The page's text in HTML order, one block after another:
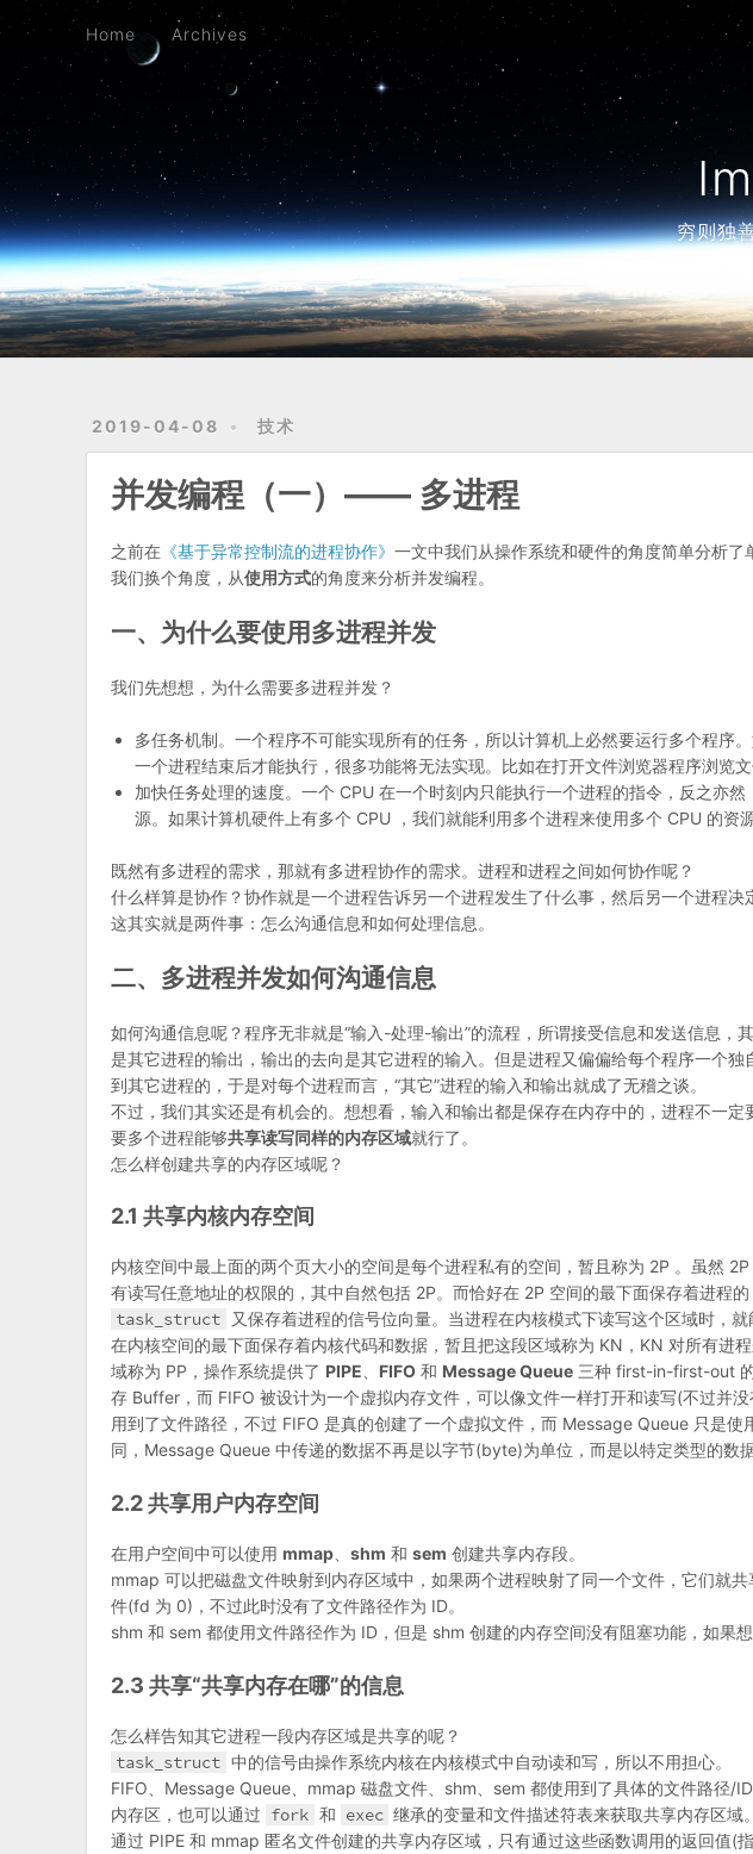
穷则独
Home Archives
2019-04-08 技术
并发编程（一）—— 多进程
之前在 《基于异常控制流的进程协作》一文中我们从操作系统和硬件的角度简单分析
我们换个角度，从使用方式的角度来分析并发编程。
一、为什么要使用多进程并发
我们先想想，为什么需要多进程并发？
多任务机制。一个程序不可能实现所有的任务，所以计算机上必然要运行多个程序
一个进程结束后才能执行，很多功能将无法实现。比如在打开文件浏览器程序浏览
加快任务处理的速度。一个 CPU 在一个时刻内只能执行一个进程的指令，反之亦
源。如果计算机硬件上有多个 CPU ，我们就能利用多个进程来使用多个 CPU 的资
既然有多进程的需求，那就有多进程协作的需求。进程和进程之间如何协作呢？
什么样算是协作？协作就是一个进程告诉另一个进程发生了什么事，然后另一个进程决
这其实就是两件事：怎么沟通信息和如何处理信息。
二、多进程并发如何沟通信息
如何沟通信息呢？程序无非就是“输入-处理-输出”的流程，所谓接受信息和发送信息，
是其它进程的输出，输出的去向是其它进程的输入。但是进程又偏偏给每个程序一个
到其它进程的，于是对每个进程而言，“其它”进程的输入和输出就成了无稽之谈。
不过，我们其实还是有机会的。想想看，输入和输出都是保存在内存中的，进程不一
要多个进程能够共享读写同样的内存区域就行了。
怎么样创建共享的内存区域呢？
2.1 共享内核内存空间
内核空间中最上面的两个页大小的空间是每个进程私有的空间，暂且称为 2P 。虽然
有读写任意地址的权限的，其中自然包括 2P。而恰好在 2P 空间的最下面保存着进程的
task_struct 又保存着进程的信号位向量。当进程在内核模式下读写这个区域时，
在内核空间的最下面保存着内核代码和数据，暂且把这段区域称为 KN，KN 对所有进
域称为 PP，操作系统提供了 PIPE FIFO 和 Message Queue 三种 first-in-first-out
存 Buffer，而 FIFO 被设计为一个虚拟内存文件，可以像文件一样打开和读写(不过并
用到了文件路径，不过 FIFO 是真的创建了一个虚拟文件，而 Message Queue 只是使
同，Message Queue 中传递的数据不再是以字节(byte)为单位，而是以特定类型的数
2.2 共享用户内存空间
在用户空间中可以使用mmap 、shm 和sem 创建共享内存段。
mmap 可以把磁盘文件映射到内存区域中，如果两个进程映射了同一个文件，它们就
件(fd 为 0)，不过此时没有了文件路径作为 ID。
shm 和 sem 都使用文件路径作为 ID，但是 shm 创建的内存空间没有阻塞功能，如果
2.3 共享“共享内存在哪”的信息
怎么样告知其它进程一段内存区域是共享的呢？
task_struct 中的信号由操作系统内核在内核模式中自动读和写，所以不用担心。
FIFO、Message Queue、mmap 磁盘文件、shm、sem 都使用到了具体的文件路径/
内存区，也可以通过 fork 和 exec 继承的变量和文件描述符表来获取共享内存区域。
通过 PIPE 和 mmap 匿名文件创建的共享内存区域，只有通过这些函数调用的返回值(
Archives